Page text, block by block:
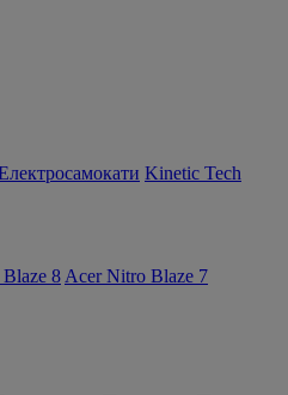
Kinetic Tech
8 Acer Nitro Blaze 7